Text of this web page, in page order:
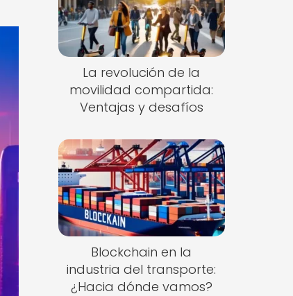
La revolución de la
movilidad compartida:
Ventajas y desafíos
Blockchain en la
industria del transporte:
¿Hacia dónde vamos?